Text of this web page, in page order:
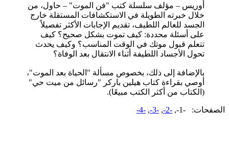
أوريس – مؤلف سلسلة كتب "فن الموت" – حاول، من
خلال خبرته الطويلة في الاستكشافات المستقلة خارج
الجسد للعالم اللطيف، تقديم الإجابات الأكثر تفصيلاً
على أسئلة محددة: كيف تموت بشكل صحيح؟ كيف
تتعلم قبول موتك في الوقت المناسب؟ وكيف يحدث
تحول الأجساد اللطيفة أثناء الانتقال بعد الوفاة؟
بالإضافة إلى ذلك، بخصوص مسألة "الحياة بعد الموت"،
أوصي بقراءة كتاب هيلين باركر "رسائل من ميت حي"
(الكتاب من أكثر الكتب مبيعًا).
الصفحات: -1-,
-2-
,
-3-
,
-4-